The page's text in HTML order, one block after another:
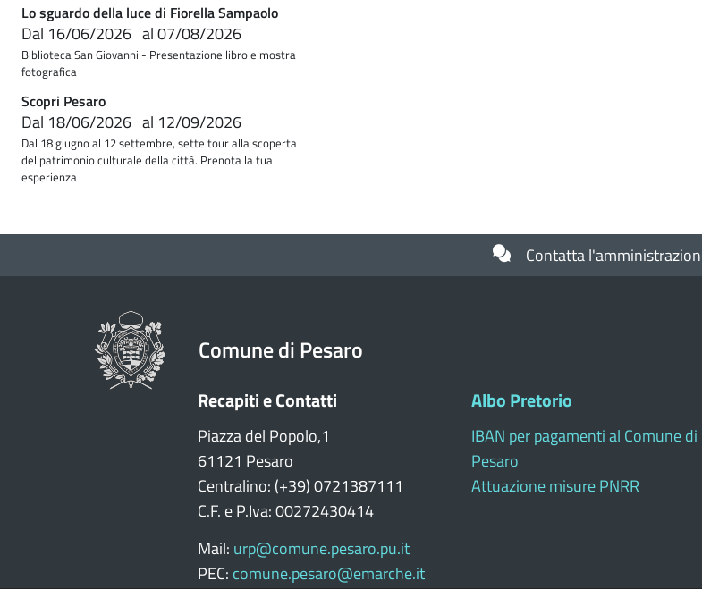
Lo sguardo della luce di Fiorella Sampaolo
Dal 16/06/2026 al07/08/2026
Biblioteca San Giovanni - Presentazione libro e mostra
fotografica
Scopri Pesaro
Dal 18/06/2026 al 12/09/2026
Dal 18 giugno al 12 settembre, sette tour alla scoperta
del patrimonio culturale della città. Prenota la tua
esperienza
Contatta
Comune di Pesaro
Recapiti e Contatti
Piazza del Popolo,1
61121 Pesaro
Centralino: (+39) 0721387111
C.F. e P.Iva: 00272430414
Mail: urp@comune.pesaro.pu.it
PEC: comune.pesaro@emarche.it
Albo Pretorio
IBAN per pagamenti al Comune di
Pesaro
Attuazione misure PNRR